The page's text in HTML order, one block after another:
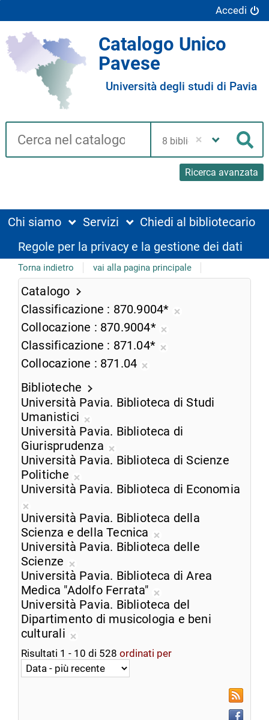
Accedi
Catalogo Unico
Pavese
Università degli studi di Pavia
Cerca su "Catalogo"
Ricerca avanzata
biblioteca
Chi siamo Servizi
Chiedi al bibliotecario
Regole per la privacy e la gestione dei dati
Torna indietro vai alla pagina principale
Catalogo
Classificazione
870.9004*
Collocazione
870.9004*
dalla
Classificazione
871.04*
corrente
Collocazione
871.04
ricerca
Biblioteche
Università Pavia. Biblioteca di Studi
Umanistici
Rimuovi
dalla
ricerca
Università Pavia. Biblioteca di
Giurisprudenza
Rimuovi
ricerca
Università Pavia. Biblioteca di Scienze
Politiche
Rimuovi
ricerca
corrente
Università Pavia. Biblioteca di Economia
Rimuovi
dalla
ricerca
corrente
Università Pavia. Biblioteca della
Scienza e della Tecnica
Rimuovi
ricerca
corrente
Università Pavia. Biblioteca delle
Scienze
Rimuovi
dalla
ricerca
corrente
Università Pavia. Biblioteca di Area
Medica "Adolfo Ferrata"
Rimuovi
dalla
Università Pavia. Biblioteca del
Dipartimento di musicologia e beni
culturali
Rimuovi
dalla
ricerca
Risultati 1 - 10 di 528 ordinati per
RSS